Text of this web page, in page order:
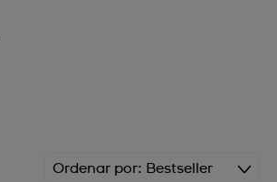
Ordenar por Bestseller